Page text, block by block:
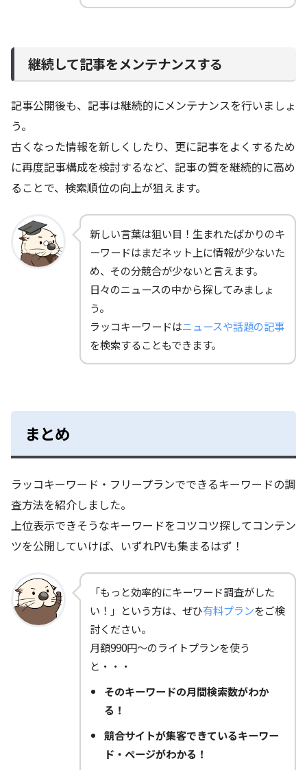
継続して記事をメンテナンスする
記事公開後も、記事は継続的にメンテナンスを行いましょ
う。
古くなった情報を新しくしたり、更に記事をよくするため
に再度記事構成を検討するなど、記事の質を継続的に高め
ることで、検索順位の向上が狙えます。
新しい言葉は狙い目！生まれたばかりのキ
ーワードはまだネット上に情報が少ないた
め、その分競合が少ないと言えます。
日々のニュースの中から探してみましょ
う。
ラッコキーワードはニュースや話題の記事
を検索することもできます。
まとめ
ラッコキーワード・フリープランでできるキーワードの調
査方法を紹介しました。
上位表示できそうなキーワードをコツコツ探してコンテン
ツを公開していけば、いずれPVも集まるはず！
「もっと効率的にキーワード調査がした
い！」という方は、ぜひ有料プランをご検
討ください。
月額990円～のライトプランを使う
と・・・
そのキーワードの月間検索数がわか
る！
競合サイトが集客できているキーワー
ド・ページがわかる！